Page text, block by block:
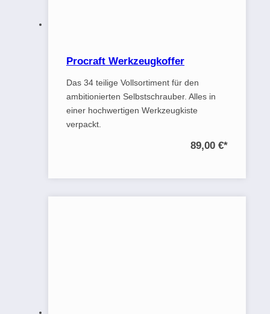
Procraft Werkzeugkoffer
Das 34 teilige Vollsortiment für den
ambitionierten Selbstschrauber. Alles in
einer hochwertigen Werkzeugkiste
verpackt.
89,00 €*